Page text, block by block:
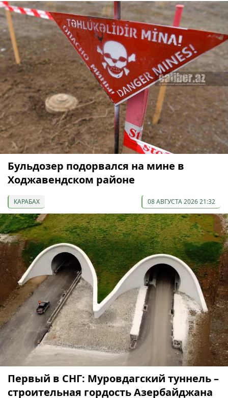
Бульдозер подорвался на мине в
Ходжавендском районе
КАРАБАХ 08 АВГУСТА 2026 21:32
Первый в СНГ: Муровдагский туннель –
строительная гордость Азербайджана